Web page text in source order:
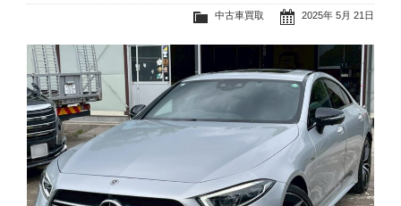
2025年 5月 21日
中古車買取